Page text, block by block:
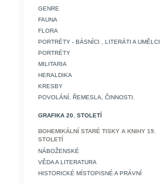
GENRE
FAUNA
FLORA
PORTRÉTY - BÁSNÍCI , LITERÁTI A UMĚLCI
PORTRÉTY
MILITARIA
HERALDIKA
KRESBY
POVOLÁNÍ, ŘEMESLA, ČINNOSTI.
GRAFIKA 20. STOLETÍ
BOHEMIKÁLNÍ STARÉ TISKY A KNIHY 19.
STOLETÍ
NÁBOŽENSKÉ
VĚDA A LITERATURA
HISTORICKÉ MÍSTOPISNÉ A PRÁVNÍ